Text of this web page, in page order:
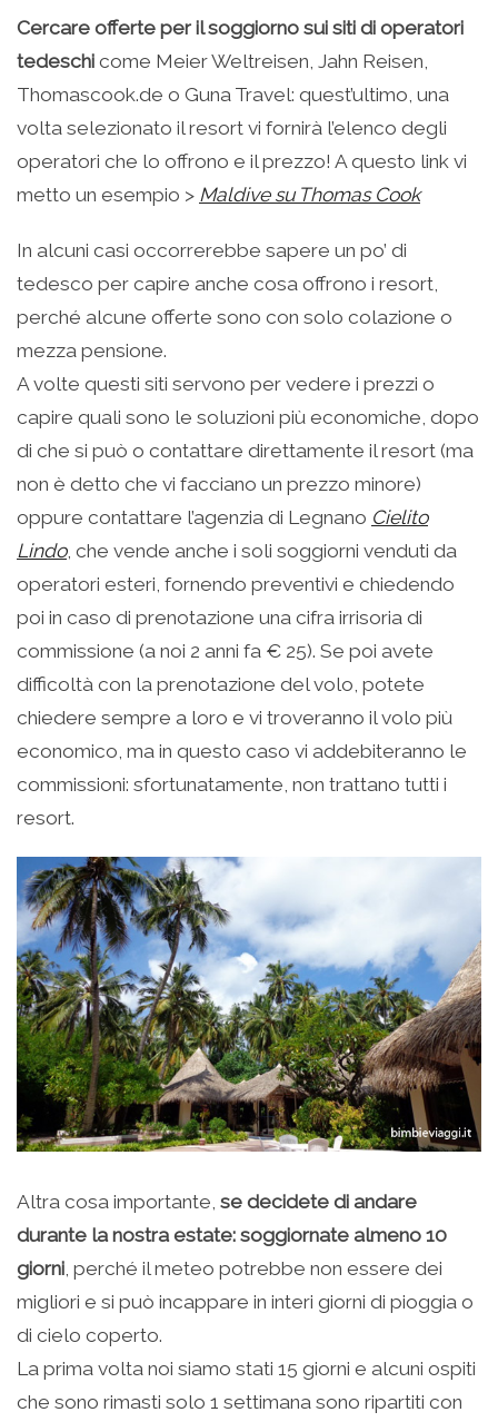
Cercare offerte per il soggiorno sui siti di operatori
tedeschi come Meier Weltreisen, Jahn Reisen,
Thomascook.de o Guna Travel: quest’ultimo, una
volta selezionato il resort vi fornirà l’elenco degli
operatori che lo offrono e il prezzo! A questo link vi
metto un esempio > Maldive su Thomas Cook
In alcuni casi occorrerebbe sapere un po’ di
tedesco per capire anche cosa offrono i resort,
perché alcune offerte sono con solo colazione o
mezza pensione.
A volte questi siti servono per vedere i prezzi o
capire quali sono le soluzioni più economiche, dopo
di che si può o contattare direttamente il resort (ma
non è detto che vi facciano un prezzo minore)
oppure contattare l’agenzia di Legnano Cielito
Lindo, che vende anche i soli soggiorni venduti da
operatori esteri, fornendo preventivi e chiedendo
poi in caso di prenotazione una cifra irrisoria di
commissione (a noi 2 anni fa € 25). Se poi avete
difficoltà con la prenotazione del volo, potete
chiedere sempre a loro e vi troveranno il volo più
economico, ma in questo caso vi addebiteranno le
commissioni: sfortunatamente, non trattano tutti i
resort.
Altra cosa importante, se decidete di andare
durante la nostra estate: soggiornate almeno 10
giorni , perché il meteo potrebbe non essere dei
migliori e si può incappare in interi giorni di pioggia o
di cielo coperto.
La prima volta noi siamo stati 15 giorni e alcuni ospiti
che sono rimasti solo 1 settimana sono ripartiti con